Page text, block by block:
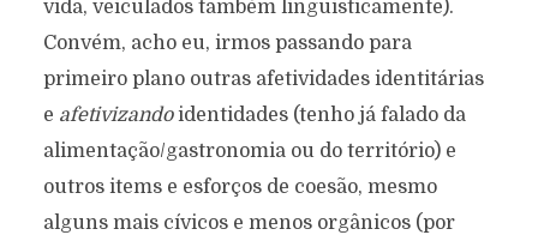
vida, veiculados também linguisticamente).
Convém, acho eu, irmos passando para
primeiro plano outras afetividades identitárias
e afetivizandoidentidades (tenho já falado da
alimentação/gastronomia ou do território) e
outros items e esforços de coesão, mesmo
alguns mais cívicos e menos orgânicos (por